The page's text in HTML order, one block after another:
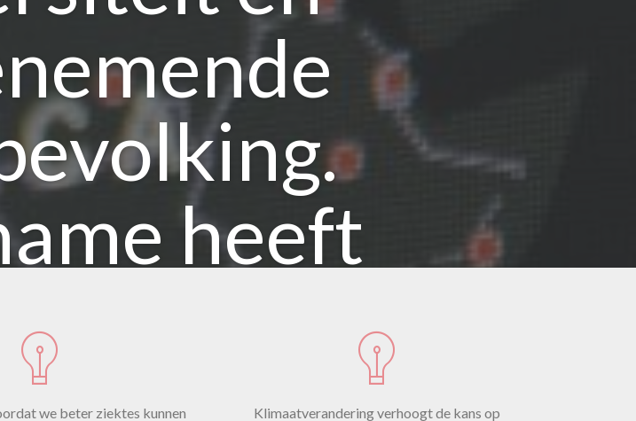
heeft
een
we beter ziektes kunnen
Klimaatverandering verhoogt de kans op